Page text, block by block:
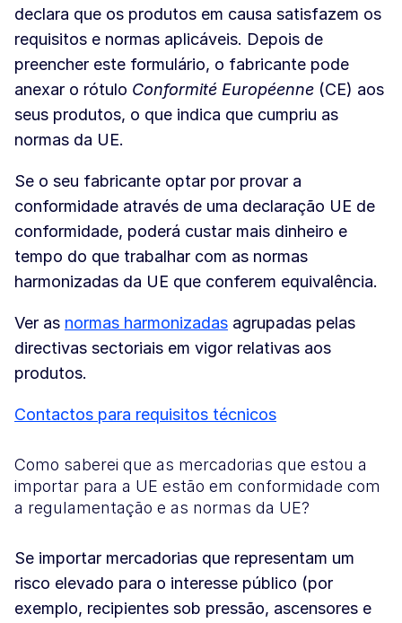
declara que os produtos em causa satisfazem os
requisitos e normas aplicáveis. Depois de
preencher este formulário, o fabricante pode
anexar o rótulo Conformité Européenne (CE) aos
seus produtos, o que indica que cumpriu as
normas da UE.
Se o seu fabricante optar por provar a
conformidade através de uma declaração UE de
conformidade, poderá custar mais dinheiro e
tempo do que trabalhar com as normas
harmonizadas da UE que conferem equivalência.
Ver as normas harmonizadas agrupadas pelas
directivas sectoriais em vigor relativas aos
produtos.
Contactos para requisitos técnicos
Como saberei que as mercadorias que estou a
importar para a UE estão em conformidade com
a regulamentação e as normas da UE?
Se importar mercadorias que representam um
risco elevado para o interesse público (por
exemplo, recipientes sob pressão, ascensores e